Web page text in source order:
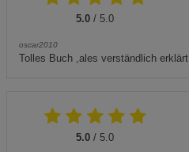
5.0 / 5.0
oscar2010
Tolles Buch ,ales verständlich erklärt
5.0 / 5.0